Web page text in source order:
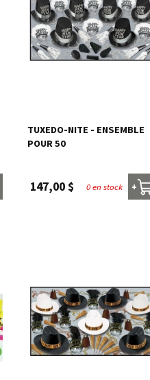
TUXEDO-NITE - ENSEMBLE
POUR 50
147,00 $ 0 en stock +